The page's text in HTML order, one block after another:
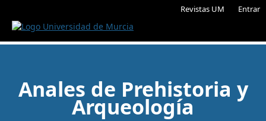
Revistas UM Entrar
Anales de Prehistoria y
Arqueología